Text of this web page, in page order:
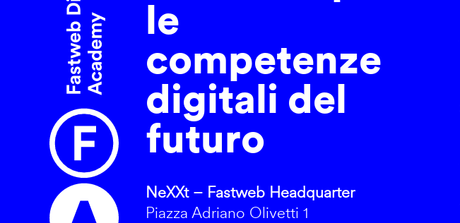
le
competenze
digitali del
futuro
NeXXt – Fastweb Headquarter
Piazza Adriano Olivetti 1